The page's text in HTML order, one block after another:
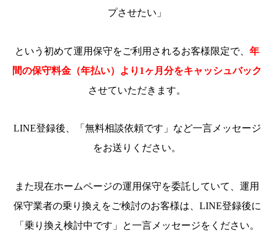
プさせたい」
という初めて運用保守をご利用されるお客様限定で、 年
間の保守料金（年払い）より1ヶ月分をキャッシュバック
させていただきます。
LINE登録後、「無料相談依頼です」など一言メッセージ
をお送りください。
また現在ホームページの運用保守を委託していて、運用
保守業者の乗り換えをご検討のお客様は、LINE登録後に
「乗り換え検討中です」と一言メッセージをください。